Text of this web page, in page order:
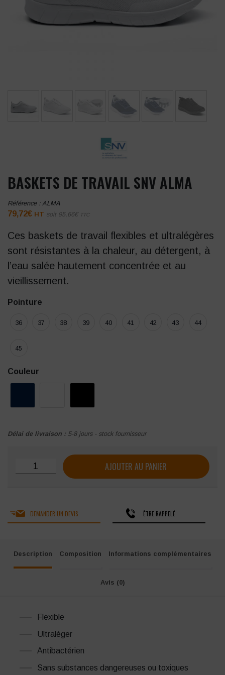
BASKETS DE TRAVAIL SNV ALMA
Référence : ALMA
79,72€ HT soit 95,66€ TTC
Ces baskets de travail flexibles et ultralégères
sont résistantes à la chaleur, au détergent, à
l’eau salée hautement concentrée et au
vieillissement.
Pointure
36 37 38 39 40 41 42 43 44
45
Couleur
Délai de livraison : 5-8 jours - stock fournisseur
quantité de Baskets de travail SNV ALMA
AJOUTER AU PANIER
DEMANDER UN DEVIS ÊTRE RAPPELÉ
Description Composition Informations complémentaires
Avis (0)
Flexible
Ultraléger
Antibactérien
Sans substances dangereuses ou toxiques